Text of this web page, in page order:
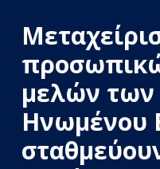
μελών
Ηνωμένου